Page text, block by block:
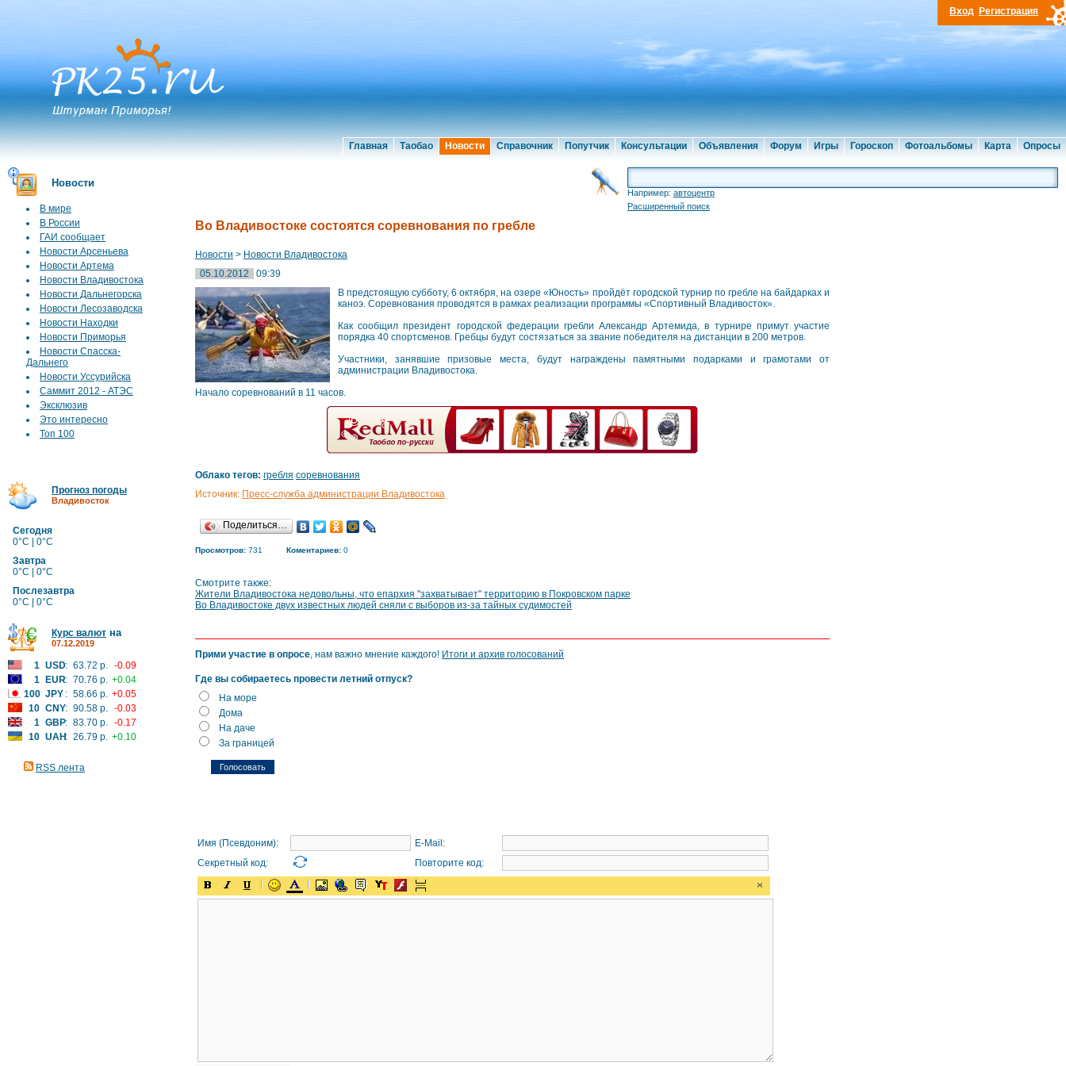
Главная Таобао Новости Справочник Попутчик Консультации Объявления Форум Игры Гороскоп Фотоальбомы Карта Опросы
Вход Регистрация
Новости
В мире
В России
ГАИ сообщает
Новости Арсеньева
Новости Артема
Новости Владивостока
Новости Дальнегорска
Новости Лесозаводска
Новости Находки
Новости Приморья
Новости Спасска-
Дальнего
Новости Уссурийска
Саммит 2012 - АТЭС
Эксклюзив
Это интересно
Топ 100
Прогноз погоды
Владивосток
Сегодня
0°C | 0°C
Завтра
0°C | 0°C
Послезавтра
0°C | 0°C
Курс валют на
07.12.2019
1 USD: 63.72 р. -0.09
1
EUR: 70.76 р. +0.04
100 JPY : 58.66 р. +0.05
10 CNY: 90.58 р. -0.03
1 GBP: 83.70 р. -0.17
10 UAH: 26.79 р. +0.10
RSS лента
Например: автоцентр
Расширенный поиск
Во Владивостоке состоятся соревнования по гребле
Новости > Новости Владивостока
05.10.2012
09:39
В предстоящую субботу, 6 октября, на озере «Юность» пройдёт городской турнир по гребле на байдарках и
каноэ. Соревнования проводятся в рамках реализации программы «Спортивный Владивосток».
Как сообщил президент городской федерации гребли Александр Артемида, в турнире примут участие
порядка 40 спортсменов. Гребцы будут состязаться за звание победителя на дистанции в 200 метров.
Участники, занявшие призовые места, будут награждены памятными подарками и грамотами от
администрации Владивостока.
Начало соревнований в 11 часов.
Облако тегов: гребля соревнования
Источник: Пресс-служба администрации Владивостока
Поделиться…
Просмотров: 731 Коментариев: 0
Смотрите также:
Жители Владивостока недовольны, что епархия "захватывает" территорию в Покровском парке
Во Владивостоке двух известных людей сняли с выборов из-за тайных судимостей
Прими участие в опросе, нам важно мнение каждого! Итоги и архив голосований
Где вы собираетесь провести летний отпуск?
На море
Дома
На даче
За границей
Имя (Псевдоним):
E-Mail:
Секретный код:
Повторите код: